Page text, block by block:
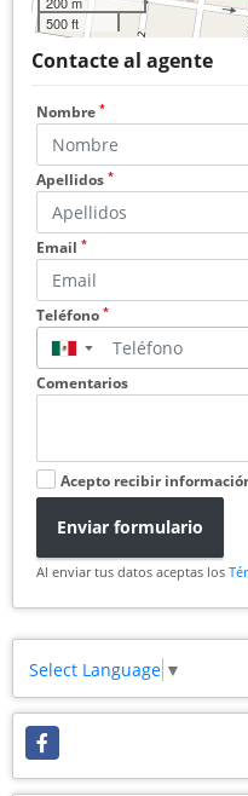
500 ft
Contacte al agente
Nombre *
Apellidos *
Email *
Teléfono *
▼
Comentarios
Acepto recibir
Enviar formulario
Al enviar tus datos aceptas los
Select Language ▼
Facebook